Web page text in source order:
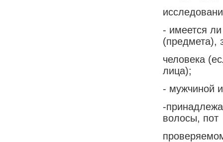
- имеется
(предмета),
человека
лица);
- мужчиной
-
волосы, пот